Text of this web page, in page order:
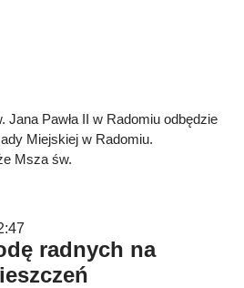
Pawła II w Radomiu odbędzie
Miejskiej w Radomiu.
Msza św.
radnych na